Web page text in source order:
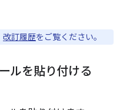
改訂履歴をご覧ください。
ルを貼り付ける